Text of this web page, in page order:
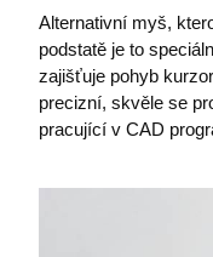
Alternativní myš,
podstatě je to
zajišťuje pohyb
precizní, skvěle se
pracující v CAD